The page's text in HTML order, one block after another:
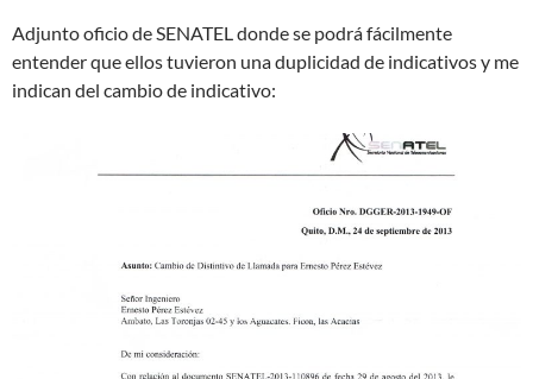
Adjunto oficio de SENATEL donde se podrá fácilmente
entender que ellos tuvieron una duplicidad de indicativos y me
indican del cambio de indicativo: